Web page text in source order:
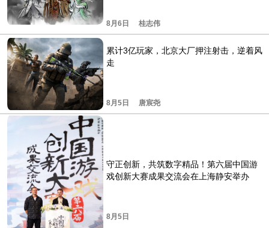
8月6日 桂志伟
累计3亿玩家，北京大厂押注射击，逆着风
走
8月5日 唐宸尧
守正创新，共筑数字精品！第六届中国游
戏创新大赛成果交流会在上海静安举办
8月5日